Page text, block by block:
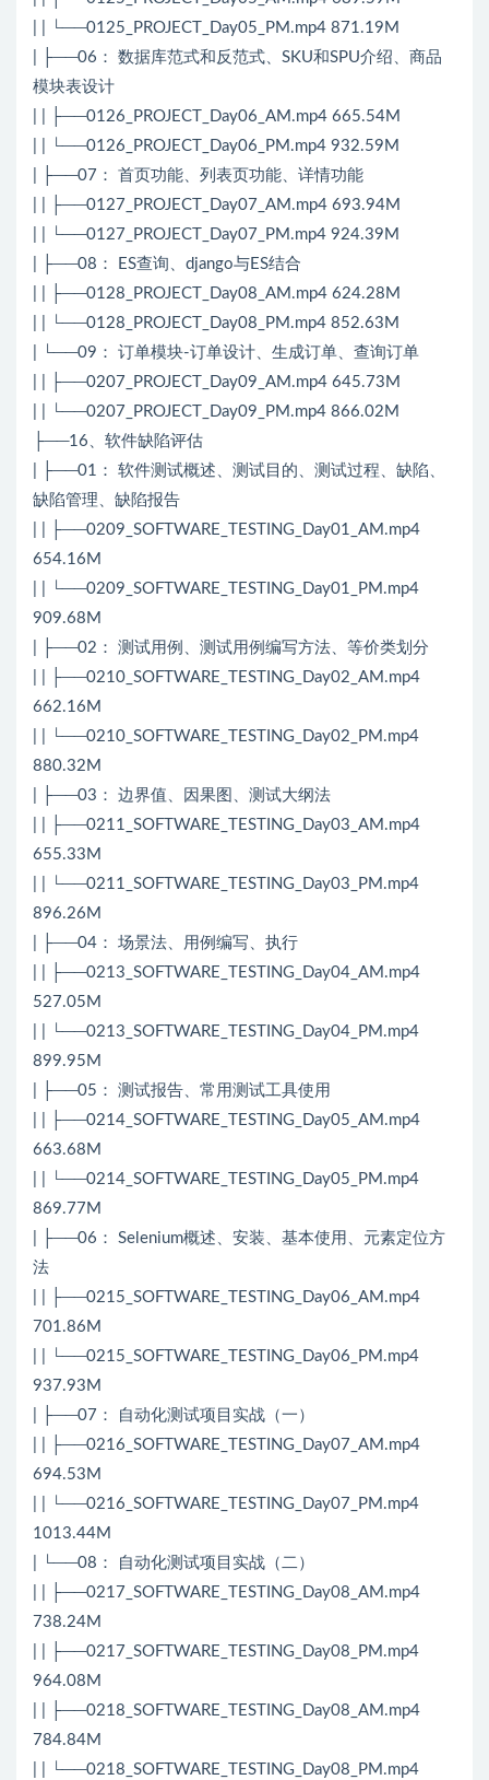
| | └──0125_PROJECT_Day05_PM.mp4 871.19M
| ├──06： 数据库范式和反范式、SKU和SPU介绍、商品
模块表设计
| | ├──0126_PROJECT_Day06_AM.mp4 665.54M
| | └──0126_PROJECT_Day06_PM.mp4 932.59M
| ├──07： 首页功能、列表页功能、详情功能
| | ├──0127_PROJECT_Day07_AM.mp4 693.94M
| | └──0127_PROJECT_Day07_PM.mp4 924.39M
| ├──08： ES查询、django与ES结合
| | ├──0128_PROJECT_Day08_AM.mp4 624.28M
| | └──0128_PROJECT_Day08_PM.mp4 852.63M
| └──09： 订单模块-订单设计、生成订单、查询订单
| | ├──0207_PROJECT_Day09_AM.mp4 645.73M
| | └──0207_PROJECT_Day09_PM.mp4 866.02M
├──16、软件缺陷评估
| ├──01： 软件测试概述、测试目的、测试过程、缺陷、
缺陷管理、缺陷报告
| | ├──0209_SOFTWARE_TESTING_Day01_AM.mp4
654.16M
| | └──0209_SOFTWARE_TESTING_Day01_PM.mp4
909.68M
| ├──02： 测试用例、测试用例编写方法、等价类划分
| | ├──0210_SOFTWARE_TESTING_Day02_AM.mp4
662.16M
| | └──0210_SOFTWARE_TESTING_Day02_PM.mp4
880.32M
| ├──03： 边界值、因果图、测试大纲法
| | ├──0211_SOFTWARE_TESTING_Day03_AM.mp4
655.33M
| | └──0211_SOFTWARE_TESTING_Day03_PM.mp4
896.26M
| ├──04： 场景法、用例编写、执行
| | ├──0213_SOFTWARE_TESTING_Day04_AM.mp4
527.05M
| | └──0213_SOFTWARE_TESTING_Day04_PM.mp4
899.95M
| ├──05： 测试报告、常用测试工具使用
| | ├──0214_SOFTWARE_TESTING_Day05_AM.mp4
663.68M
| | └──0214_SOFTWARE_TESTING_Day05_PM.mp4
869.77M
| ├──06： Selenium概述、安装、基本使用、元素定位方
法
| | ├──0215_SOFTWARE_TESTING_Day06_AM.mp4
701.86M
| | └──0215_SOFTWARE_TESTING_Day06_PM.mp4
937.93M
| ├──07： 自动化测试项目实战（一）
| | ├──0216_SOFTWARE_TESTING_Day07_AM.mp4
694.53M
| | └──0216_SOFTWARE_TESTING_Day07_PM.mp4
1013.44M
| └──08： 自动化测试项目实战（二）
| | ├──0217_SOFTWARE_TESTING_Day08_AM.mp4
738.24M
| | ├──0217_SOFTWARE_TESTING_Day08_PM.mp4
964.08M
| | ├──0218_SOFTWARE_TESTING_Day08_AM.mp4
784.84M
| | └──0218_SOFTWARE_TESTING_Day08_PM.mp4